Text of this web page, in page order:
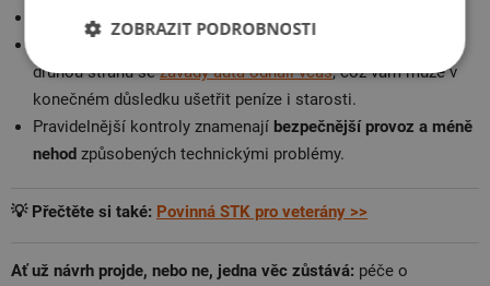
Budete si muset častěji
druhou stranu sezávady auta odhalí včas, což vám může v
konečném důsledku ušetřit peníze i starosti.
Pravidelnější kontroly znamenají bezpečnější provoz a méně
nehod způsobených technickými problémy.
💡 Přečtěte si také: Povinná STK pro veterány >>
Ať už návrh projde, nebo ne, jedna věc zůstává: péče o
ZOBRAZIT PODROBNOSTI